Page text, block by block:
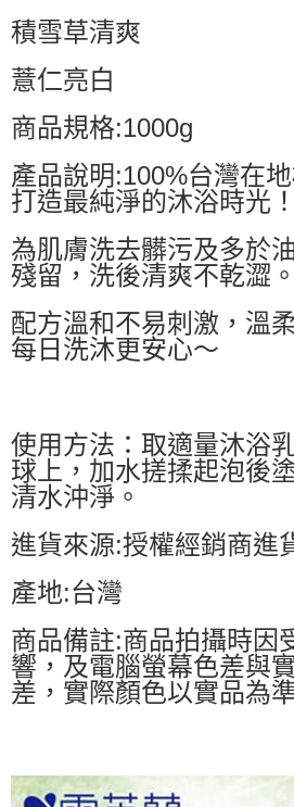
積雪草清爽
薏仁亮白
商品規格:1000g
產品說明:100%台灣在
打造最純淨的沐浴時光！
為肌膚洗去髒污及多於
殘留，洗後清爽不乾澀。
配方溫和不易刺激，溫
每日洗沐更安心～
使用方法：取適量沐浴
球上，加水搓揉起泡後
清水沖淨。
進貨來源:授權經銷商進
產地:台灣
商品備註:商品拍攝時因
響，及電腦螢幕色差與
差，實際顏色以實品為